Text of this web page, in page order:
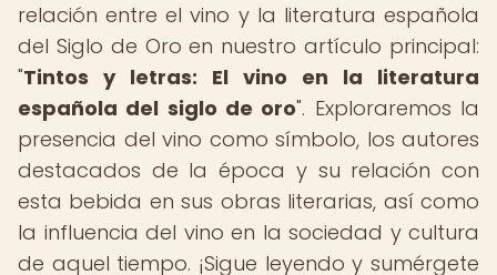
relación entre el vino y la literatura española
del Siglo de Oro en nuestro artículo principal:
"Tintos y letras: El vino en la literatura
española del siglo de oro". Exploraremos la
presencia del vino como símbolo, los autores
destacados de la época y su relación con
esta bebida en sus obras literarias, así como
la influencia del vino en la sociedad y cultura
de aquel tiempo. ¡Sigue leyendo y sumérgete